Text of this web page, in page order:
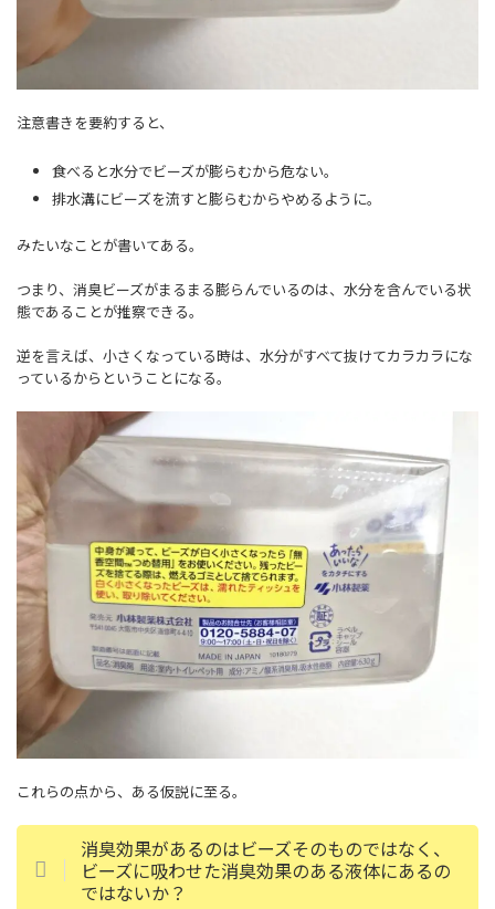
注意書きを要約すると、
食べると水分でビーズが膨らむから危ない。
排水溝にビーズを流すと膨らむからやめるように。
みたいなことが書いてある。
つまり、消臭ビーズがまるまる膨らんでいるのは、水分を含んでいる状
態であることが推察できる。
逆を言えば、小さくなっている時は、水分がすべて抜けてカラカラにな
っているからということになる。
これらの点から、ある仮説に至る。
消臭効果があるのはビーズそのものではなく、
ビーズに吸わせた消臭効果のある液体にあるの
ではないか？